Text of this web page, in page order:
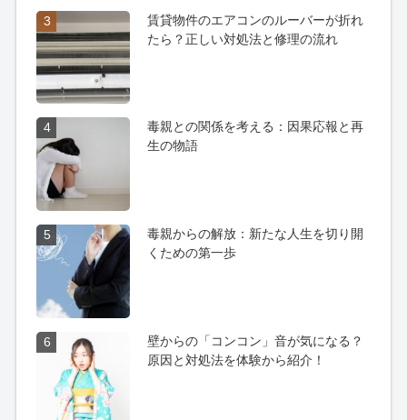
3
賃貸物件のエアコンのルーバーが折れ
たら？正しい対処法と修理の流れ
4
毒親との関係を考える：因果応報と再
生の物語
5
毒親からの解放：新たな人生を切り開
くための第一歩
6
壁からの「コンコン」音が気になる？
原因と対処法を体験から紹介！